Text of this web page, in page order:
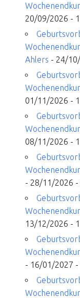
20/09/2026 -
Ahlers - 24/
01/11/2026 -
08/11/2026 -
- 28/11/2026
13/12/2026 -
- 16/01/2027